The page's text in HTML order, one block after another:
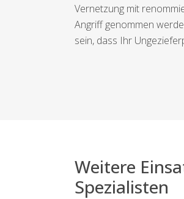
Vernetzung mit
Angriff genommen
sein, dass Ihr
Weitere
Spezialisten